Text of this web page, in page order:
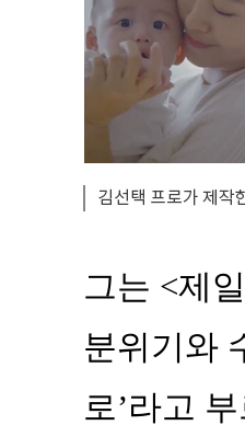
그는 <제
분위기와
로’라고